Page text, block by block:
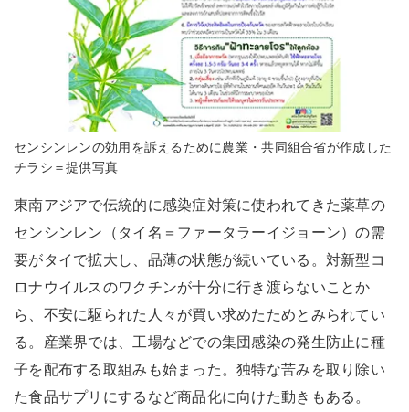
センシンレンの効用を訴えるために農業・共同組合省が作成した
チラシ＝提供写真
東南アジアで伝統的に感染症対策に使われてきた薬草の
センシンレン（タイ名＝ファータラーイジョーン）の需
要がタイで拡大し、品薄の状態が続いている。対新型コ
ロナウイルスのワクチンが十分に行き渡らないことか
ら、不安に駆られた人々が買い求めたためとみられてい
る。産業界では、工場などでの集団感染の発生防止に種
子を配布する取組みも始まった。独特な苦みを取り除い
た食品サプリにするなど商品化に向けた動きもある。